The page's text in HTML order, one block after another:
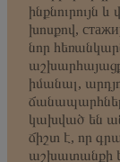
ինքնուրույն
խոսքով,
նոր
իմանալ,
կախված են
ճիշտ է, որ
աշխատանքի